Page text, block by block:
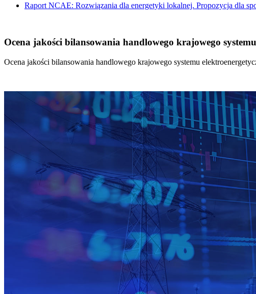
Raport NCAE: Rozwiązania dla energetyki lokalnej. Propozycja dla
Ocena jakości bilansowania handlowego krajowego
Ocena jakości bilansowania handlowego krajowego systemu